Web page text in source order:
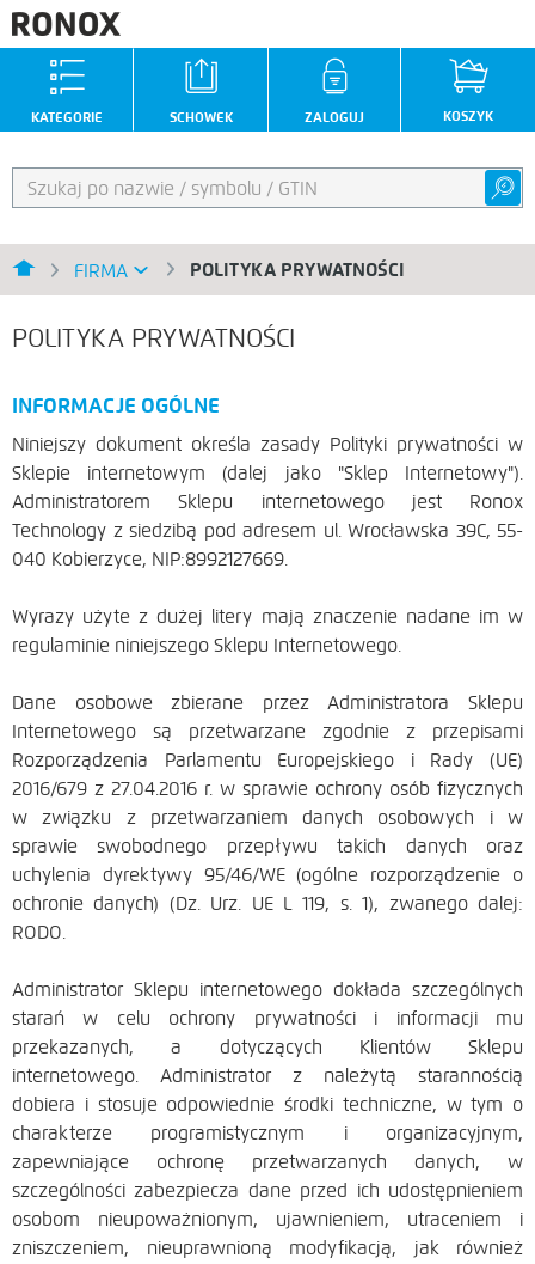
ZALOGUJ KOSZYK
SCHOWEK
KATEGORIE
FIRMA POLITYKA PRYWATNOŚCI
POLITYKA PRYWATNOŚCI
INFORMACJE OGÓLNE
Niniejszy dokument określa zasady Polityki prywatności w
Sklepie internetowym (dalej jako "Sklep Internetowy").
Administratorem Sklepu internetowego jest Ronox
Technology z siedzibą pod adresem ul. Wrocławska 39C, 55-
040 Kobierzyce, NIP:8992127669.
Wyrazy użyte z dużej litery mają znaczenie nadane im w
regulaminie niniejszego Sklepu Internetowego.
Dane osobowe zbierane przez Administratora Sklepu
Internetowego są przetwarzane zgodnie z przepisami
Rozporządzenia Parlamentu Europejskiego i Rady (UE)
2016/679 z 27.04.2016 r. w sprawie ochrony osób fizycznych
w związku z przetwarzaniem danych osobowych i w
sprawie swobodnego przepływu takich danych oraz
uchylenia dyrektywy 95/46/WE (ogólne rozporządzenie o
ochronie danych) (Dz. Urz. UE L 119, s. 1), zwanego dalej:
RODO.
Administrator Sklepu internetowego dokłada szczególnych
starań w celu ochrony prywatności i informacji mu
przekazanych, a dotyczących Klientów Sklepu
internetowego. Administrator z należytą starannością
dobiera i stosuje odpowiednie środki techniczne, w tym o
charakterze programistycznym i organizacyjnym,
zapewniające ochronę przetwarzanych danych, w
szczególności zabezpiecza dane przed ich udostępnieniem
osobom nieupoważnionym, ujawnieniem, utraceniem i
zniszczeniem, nieuprawnioną modyfikacją, jak również